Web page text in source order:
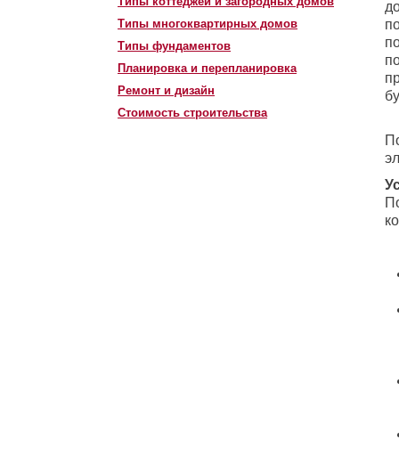
Типы многоквартирных домов
Типы фундаментов
Планировка и перепланировка
Ремонт и дизайн
Стоимость строительства